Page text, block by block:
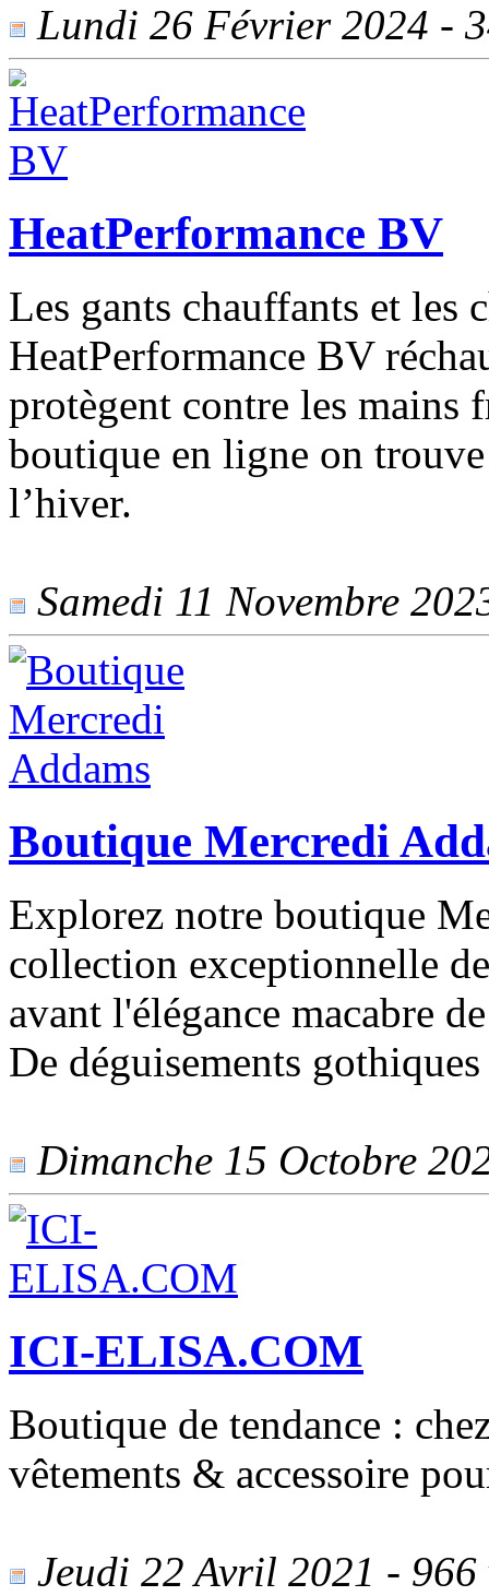
Lundi 26 Février 2024 -
HeatPerformance BV
Les gants chauffants et les
HeatPerformance BV
protègent contre les mains
boutique en ligne on
l’hiver.
Samedi 11 Novembre
Boutique Mercredi
Explorez notre boutique
collection exceptionnelle
avant l'élégance macabre
De déguisements
Dimanche 15 Octobre
ICI-ELISA.COM
Boutique de tendance :
vêtements & accessoire
Jeudi 22 Avril 2021 - 966